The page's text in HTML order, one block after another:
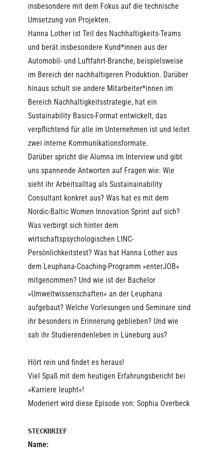
insbesondere mit dem Fokus auf die technische
Umsetzung von Projekten.
Hanna Lother ist Teil des Nachhaltigkeits-Teams
und berät insbesondere Kund*innen aus der
Automobil- und Luftfahrt-Branche, beispielsweise
im Bereich der nachhaltigeren Produktion. Darüber
hinaus schult sie andere Mitarbeiter*innen im
Bereich Nachhaltigkeitsstrategie, hat ein
Sustainability Basics-Format entwickelt, das
verpflichtend für alle im Unternehmen ist und leitet
zwei interne Kommunikationsformate.
Darüber spricht die Alumna im Interview und gibt
uns spannende Antworten auf Fragen wie: Wie
sieht ihr Arbeitsalltag als Sustainainability
Consultant konkret aus? Was hat es mit dem
Nordic-Baltic Women Innovation Sprint auf sich?
Was verbirgt sich hinter dem
wirtschaftspsychologischen LINC-
Persönlichkeitstest? Was hat Hanna Lother aus
dem Leuphana-Coaching-Programm »enterJOB«
mitgenommen? Und wie ist der Bachelor
»Umweltwissenschaften« an der Leuphana
aufgebaut? Welche Vorlesungen und Seminare sind
ihr besonders in Erinnerung geblieben? Und wie
sah ihr Studierendenleben in Lüneburg aus?
Hört rein und findet es heraus!
Viel Spaß mit dem heutigen Erfahrungsbericht bei
»Karriere leupht«!
Moderiert wird diese Episode von: Sophia Overbeck
STECKBRIEF
Name: